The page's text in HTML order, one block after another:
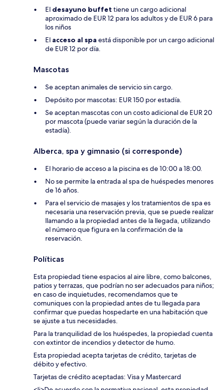
El desayuno buffet tiene un cargo adicional
aproximado de EUR 12 para los adultos y de EUR 6 para
los niños
El acceso al spa está disponible por un cargo adicional
de EUR 12 por día.
Mascotas
Se aceptan animales de servicio sin cargo.
Depósito por mascotas: EUR 150 por estadía.
Se aceptan mascotas con un costo adicional de EUR 20
por mascota (puede variar según la duración de la
estadía).
Alberca, spa y gimnasio (si corresponde)
El horario de acceso a la piscina es de 10:00 a 18:00.
No se permite la entrada al spa de huéspedes menores
de 16 años.
Para el servicio de masajes y los tratamientos de spa es
necesaria una reservación previa, que se puede realizar
llamando a la propiedad antes de la llegada, utilizando
el número que figura en la confirmación de la
reservación.
Políticas
Esta propiedad tiene espacios al aire libre, como balcones,
patios y terrazas, que podrían no ser adecuados para niños;
en caso de inquietudes, recomendamos que te
comuniques con la propiedad antes de tu llegada para
confirmar que puedas hospedarte en una habitación que
se ajuste a tus necesidades.
Para la tranquilidad de los huéspedes, la propiedad cuenta
con extintor de incendios y detector de humo.
Esta propiedad acepta tarjetas de crédito, tarjetas de
débito y efectivo.
Tarjetas de crédito aceptadas: Visa y Mastercard